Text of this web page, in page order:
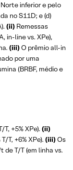
inferior e pelo
no S11D; e (d)
(ii) Remessas
in-line vs. XPe),
(iii)O prêmio all-in
por uma
(BRBF, médio e
+5% XPe). (ii)
T, +6% XPe). (iii)Os
T/T (em linha vs.